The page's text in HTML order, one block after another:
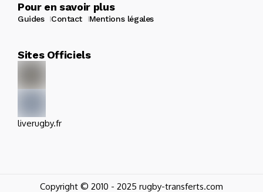
Pour en savoir plus
Guides Contact Mentions légales
Sites Officiels
liverugby.fr
Copyright © 2010 - 2025 rugby-transferts.com